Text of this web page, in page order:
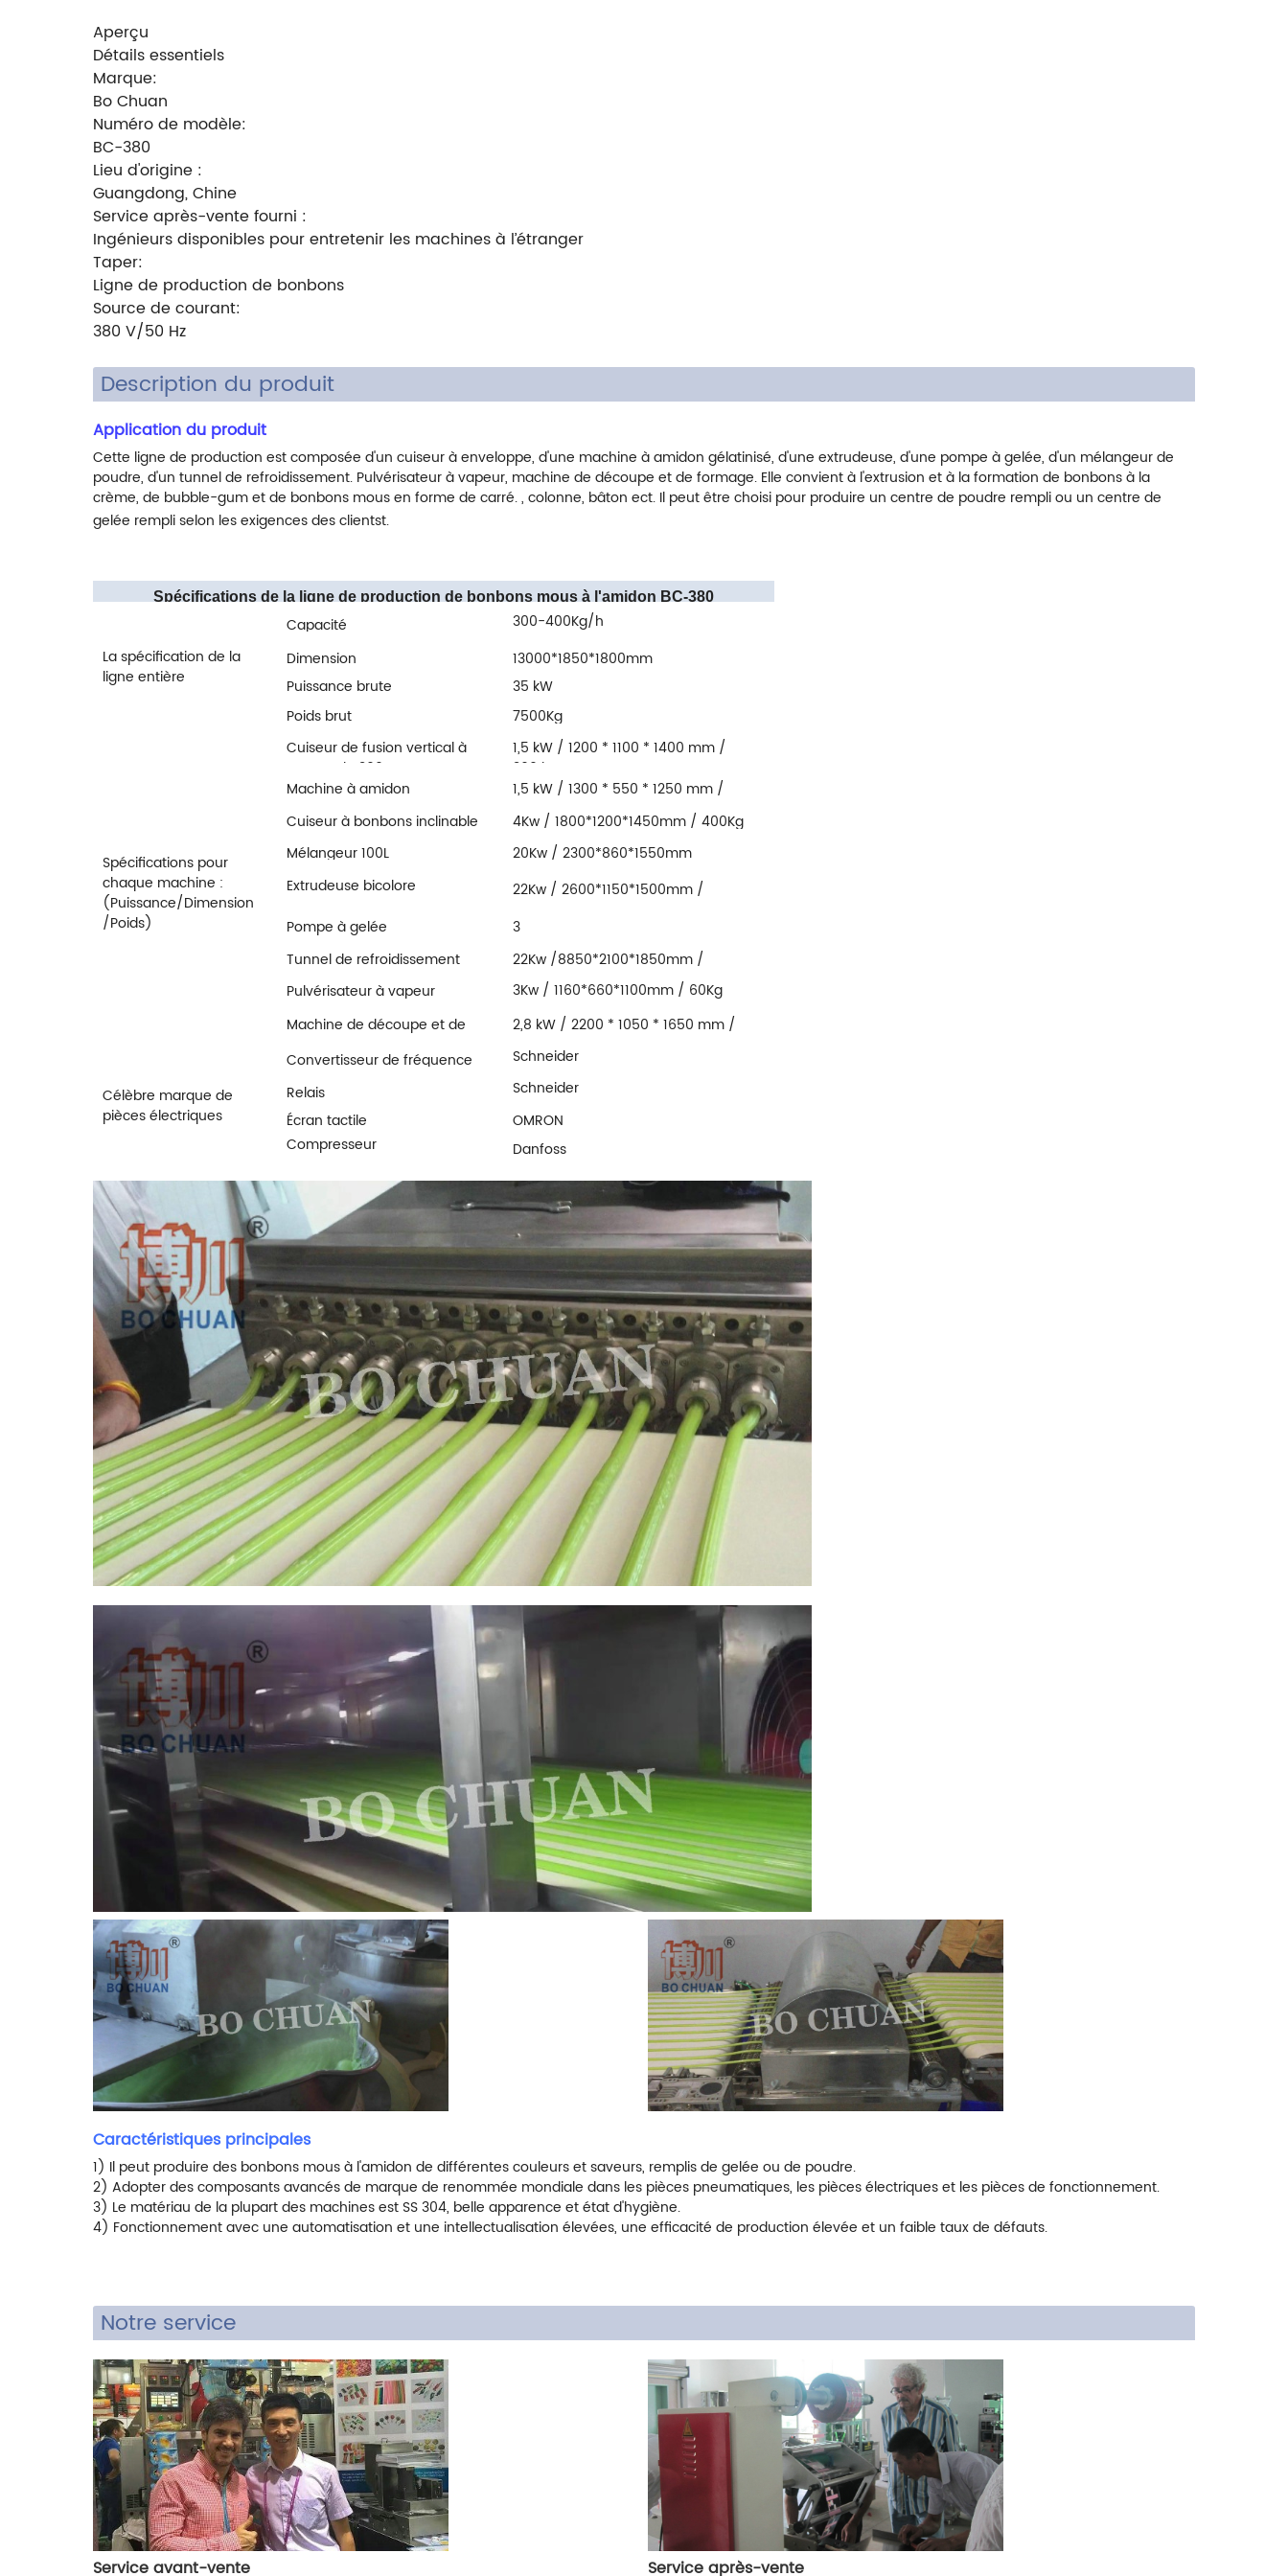
Aperçu
Détails essentiels
Marque:
Bo Chuan
Numéro de modèle:
BC-380
Lieu d'origine :
Guangdong, Chine
Service après-vente fourni :
Ingénieurs disponibles pour entretenir les machines à l’étranger
Taper:
Ligne de production de bonbons
Source de courant:
380 V/50 Hz
Description du produit
Application du produit
Cette ligne de production est composée d'un cuiseur à enveloppe, d'une machine à amidon gélatinisé, d'une extrudeuse, d'une pompe à gelée, d'un mélangeur de
poudre, d'un tunnel de refroidissement. Pulvérisateur à vapeur, machine de découpe et de formage. Elle convient à l'extrusion et à la formation de bonbons à la
crème, de bubble-gum et de bonbons mous en forme de carré. , colonne, bâton ect. Il peut être choisi pour produire un centre de poudre rempli ou un centre de
gelée rempli selon les exigences des clientst.
Spécifications de la ligne de production de bonbons mous à l'amidon BC-380
La spécification de la
ligne entière
Capacité
300-400Kg/h
Dimension
13000*1850*1800mm
Puissance brute
35 kW
Poids brut
7500Kg
Spécifications pour
chaque machine :
(Puissance/Dimension
/Poids)
Cuiseur de fusion vertical à
vapeur de 300 L
1,5 kW / 1200 * 1100 * 1400 mm /
300 kg
Machine à amidon
1,5 kW / 1300 * 550 * 1250 mm /
150 kg
Cuiseur à bonbons inclinable
à vapeur de 300 L
4Kw / 1800*1200*1450mm / 400Kg
Mélangeur 100L
20Kw / 2300*860*1550mm
Extrudeuse bicolore
22Kw / 2600*1150*1500mm /
Pompe à gelée
3
kilowatts/1600*550*1650mm/300K
g
Tunnel de refroidissement
22Kw /8850*2100*1850mm /
2700Kg
Pulvérisateur à vapeur
3Kw / 1160*660*1100mm / 60Kg
Machine de découpe et de
2,8 kW / 2200 * 1050 * 1650 mm /
350 kg
Célèbre marque de
pièces électriques
Convertisseur de fréquence
Schneider
Relais
Schneider
Écran tactile
OMRON
Compresseur
Danfoss
Caractéristiques principales
1) Il peut produire des bonbons mous à l'amidon de différentes couleurs et saveurs, remplis de gelée ou de poudre.
2) Adopter des composants avancés de marque de renommée mondiale dans les pièces pneumatiques, les pièces électriques et les pièces de fonctionnement.
3) Le matériau de la plupart des machines est SS 304, belle apparence et état d'hygiène.
4) Fonctionnement avec une automatisation et une intellectualisation élevées, une efficacité de production élevée et un faible taux de défauts.
Notre service
Service avant-vente Service après-vente